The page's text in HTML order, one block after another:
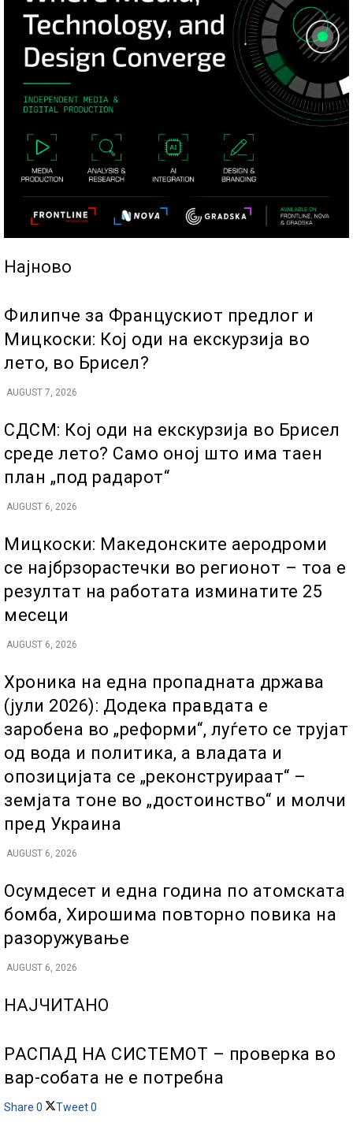
Најново
Филипче за Францускиот предлог и
Мицкоски: Кој оди на екскурзија во
лето, во Брисел?
AUGUST 7, 2026
СДСМ: Кој оди на екскурзија во Брисел
среде лето? Само оној што има таен
план „под радарот“
AUGUST 6, 2026
Мицкоски: Македонските аеродроми
се најбрзорастечки во регионот – тоа е
резултат на работата изминатите 25
месеци
AUGUST 6, 2026
Хроника на една пропадната држава
(јули 2026): Додека правдата е
заробена во „реформи“, луѓето се трујат
од вода и политика, а владата и
опозицијата се „реконструираат“ –
земјата тоне во „достоинство“ и молчи
пред Украина
AUGUST 6, 2026
Осумдесет и една година по атомската
бомба, Хирошима повторно повика на
разоружување
AUGUST 6, 2026
НАЈЧИТАНО
РАСПАД НА СИСТЕМОТ – проверка во
вар-собата не е потребна
Share 0 Tweet0